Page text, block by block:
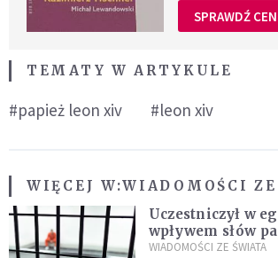
SPRAWDŹ
TEMATY W ARTYKULE
#papież leon xiv #leon xiv
WIĘCEJ W:WIADOMOŚCI
Uczestniczył w
wpływem słów
zdanie
WIADOMOŚCI ZE ŚWIATA